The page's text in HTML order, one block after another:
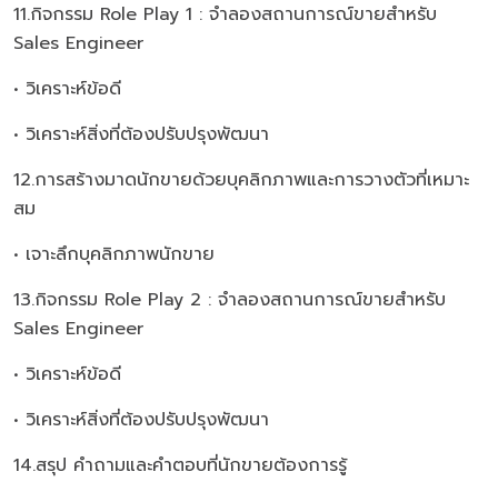
11.กิจกรรม Role Play 1 : จำลองสถานการณ์ขายสำหรับ
Sales Engineer
• วิเคราะห์ข้อดี
• วิเคราะห์สิ่งที่ต้องปรับปรุงพัฒนา
12.การสร้างมาดนักขายด้วยบุคลิกภาพและการวางตัวที่เหมาะ
สม
• เจาะลึกบุคลิกภาพนักขาย
13.กิจกรรม Role Play 2 : จำลองสถานการณ์ขายสำหรับ
Sales Engineer
• วิเคราะห์ข้อดี
• วิเคราะห์สิ่งที่ต้องปรับปรุงพัฒนา
14.สรุป คำถามและคำตอบที่นักขายต้องการรู้